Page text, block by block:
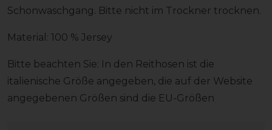
Schonwaschgang. Bitte nicht im Trockner trocknen.
Material: 100 % Jersey
Bitte beachten Sie: In den Reithosen ist die
italienische Größe angegeben, die auf der Website
angegebenen Größen sind die EU-Größen